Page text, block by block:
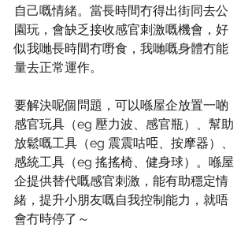
自己嘅情緒。當長時間冇得出街同去公
園玩，會缺乏接收感官刺激嘅機會，好
似我哋長時間冇嘢食，我哋嘅身體冇能
量去正常運作。
要解決呢個問題，可以喺屋企放置一啲
感官玩具（eg 壓力波、感官瓶）、幫助
放鬆嘅工具（eg 震震咕𠱸、按摩器）、
感統工具（eg 搖搖椅、健身球）。喺屋
企提供替代嘅感官刺激，能有助穩定情
緒，提升小朋友嘅自我控制能力，就唔
會冇時停了～